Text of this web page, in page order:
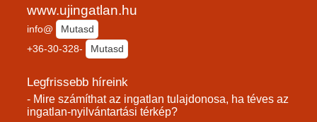
www.ujingatlan.hu
info@
Mutasd
+36-30-328-
Mutasd
Legfrissebb híreink
- Mire számíthat az ingatlan tulajdonosa, ha téves az
ingatlan-nyilvántartási térkép?